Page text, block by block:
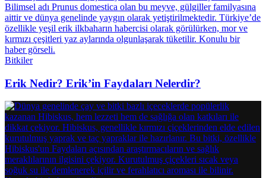
Bitkiler
Erik Nedir? Erik’in Faydaları Nelerdir?